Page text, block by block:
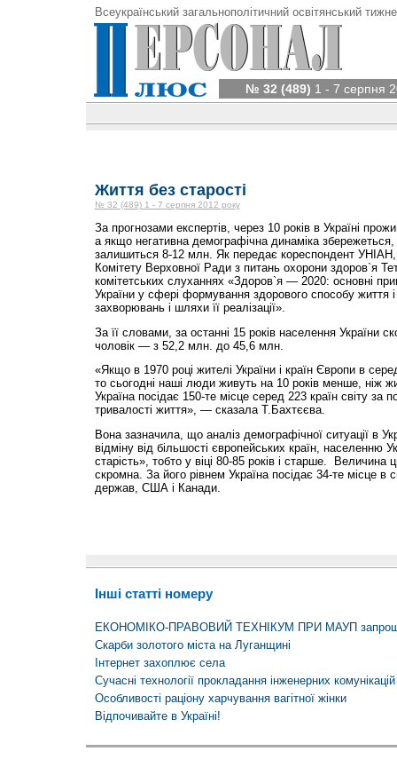
Всеукраїнський загальнополітичний освітянський
№ 32 (489) 1 - 7 серпня
Життя без старості
№ 32 (489) 1 - 7 серпня 2012 року
За прогнозами експертів, через 10 років в Україні
а якщо негативна демографічна динаміка збережеться,
залишиться 8-12 млн. Як передає кореспондент
Комітету Верховної Ради з питань охорони здоров`я
комітетських слуханнях «Здоров`я — 2020: основні
України у сфері формування здорового способу життя
захворювань і шляхи її реалізації».
За її словами, за останні 15 років населення України
чоловік — з 52,2 млн. до 45,6 млн.
«Якщо в 1970 році жителі України і країн Європи в
то сьогодні наші люди живуть на 10 років менше, ніж
Україна посідає 150-те місце серед 223 країн світу за
тривалості життя», — сказала Т.Бахтєєва.
Вона зазначила, що аналіз демографічної ситуації в
відміну від більшості європейських країн, населенню
старість», тобто у віці 80-85 років і старше. Величина
скромна. За його рівнем Україна посідає 34-те місце в
держав, США і Канади.
Інші статті номеру
ЕКОНОМІКО-ПРАВОВИЙ ТЕХНІКУМ ПРИ МАУП
Скарби золотого міста на Луганщині
Інтернет захоплює села
Сучасні технології прокладання інженерних комунікацій
Особливості раціону харчування вагітної жінки
Відпочивайте в Україні!